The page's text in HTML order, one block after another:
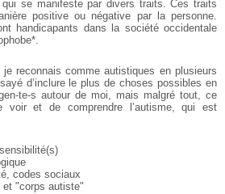
se manifeste par divers traits. Ces traits
positive ou négative par la personne.
handicapants dans la société occidentale
reconnais comme autistiques en plusieurs
d’inclure le plus de choses possibles en
te-s autour de moi, mais malgré tout, ce
voir et de comprendre l’autisme, qui est
codes sociaux
et "corps autiste"